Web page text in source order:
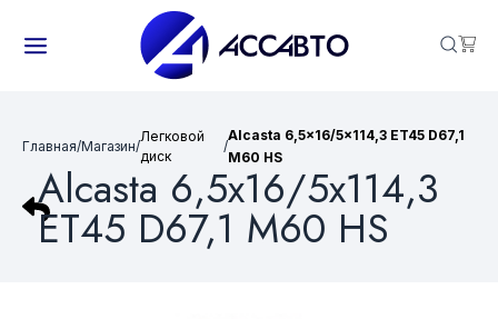
Главная/Магазин/
Легковой
диск
/
Alcasta 6,5x16/5x114,3 ET45 D67,1
M60 HS
Alcasta 6,5x16/5x114,3
ET45 D67,1 M60 HS